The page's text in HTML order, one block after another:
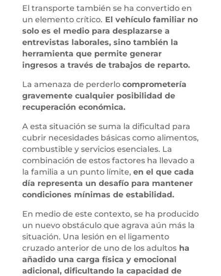
El transporte también se ha convertido en
un elemento crítico. El vehículo familiar no
solo es el medio para desplazarse a
entrevistas laborales, sino también la
herramienta que permite generar
ingresos a través de trabajos de reparto.
La amenaza de perderlo comprometería
gravemente cualquier posibilidad de
recuperación económica.
A esta situación se suma la dificultad para
cubrir necesidades básicas como alimentos,
combustible y servicios esenciales. La
combinación de estos factores ha llevado a
la familia a un punto límite, en el que cada
día representa un desafío para mantener
condiciones mínimas de estabilidad.
En medio de este contexto, se ha producido
un nuevo obstáculo que agrava aún más la
situación. Una lesión en el ligamento
cruzado anterior de uno de los adultosha
añadido una carga física y emocional
adicional, dificultando la capacidad de